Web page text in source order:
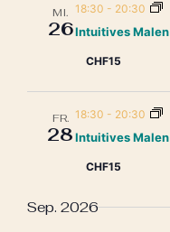
MI.
26
18:30 - 20:30
Intuitives Malen
CHF15
FR.
28
18:30 - 20:30
Intuitives Malen
CHF15
Sep. 2026